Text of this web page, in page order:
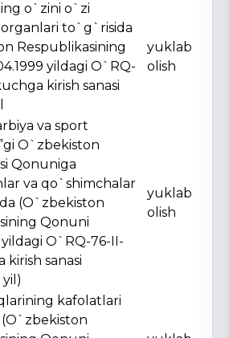
o`zini o`zi
organlari to`g`risida
Respublikasining
yildagi O`RQ-
kirish sanasi
yuklab
olish
va sport
O`zbekiston
Qonuniga
va qo`shimchalar
(O`zbekiston
Qonuni
O`RQ-76-II-
kirish sanasi
yuklab
olish
kafolatlari